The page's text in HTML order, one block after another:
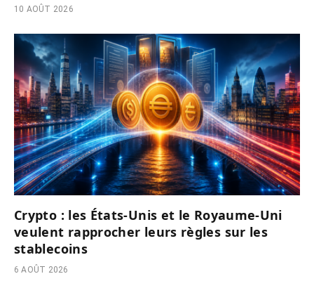
10 AOÛT 2026
Crypto : les États-Unis et le Royaume-Uni
veulent rapprocher leurs règles sur les
stablecoins
6 AOÛT 2026